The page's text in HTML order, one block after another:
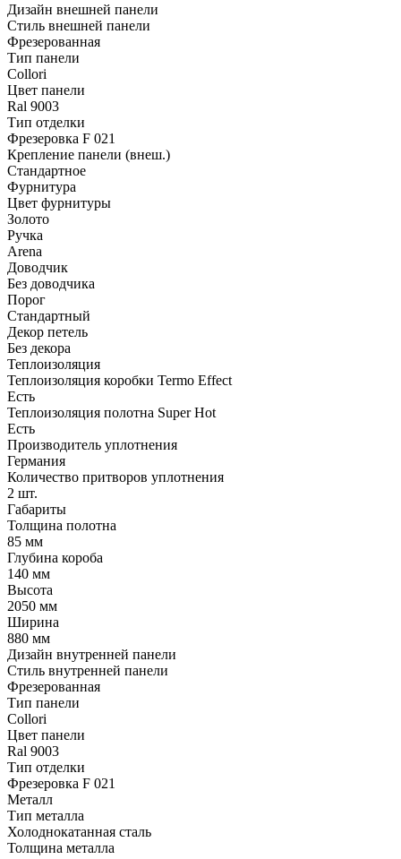
Дизайн внешней панели
Стиль внешней панели
Фрезерованная
Тип панели
Collori
Цвет панели
Ral 9003
Тип отделки
Фрезеровка F 021
Крепление панели (внеш.)
Стандартное
Фурнитура
Цвет фурнитуры
Золото
Ручка
Arena
Доводчик
Без доводчика
Порог
Стандартный
Декор петель
Без декора
Теплоизоляция
Теплоизоляция коробки Termo Effect
Есть
Теплоизоляция полотна Super Нot
Есть
Производитель уплотнения
Германия
Количество притворов уплотнения
2 шт.
Габариты
Толщина полотна
85 мм
Глубина короба
140 мм
Высота
2050 мм
Ширина
880 мм
Дизайн внутренней панели
Стиль внутренней панели
Фрезерованная
Тип панели
Collori
Цвет панели
Ral 9003
Тип отделки
Фрезеровка F 021
Металл
Тип металла
Холоднокатанная сталь
Толщина металла